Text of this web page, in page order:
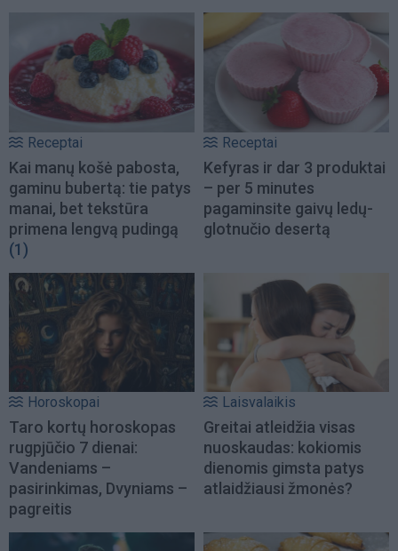
Receptai
Kai manų košė pabosta,
gaminu bubertą: tie patys
manai, bet tekstūra
primena lengvą pudingą
(1)
Receptai
Kefyras ir dar 3 produktai
– per 5 minutes
pagaminsite gaivų ledų-
glotnučio desertą
Horoskopai
Taro kortų horoskopas
rugpjūčio 7 dienai:
Vandeniams –
pasirinkimas, Dvyniams –
pagreitis
Laisvalaikis
Greitai atleidžia visas
nuoskaudas: kokiomis
dienomis gimsta patys
atlaidžiausi žmonės?